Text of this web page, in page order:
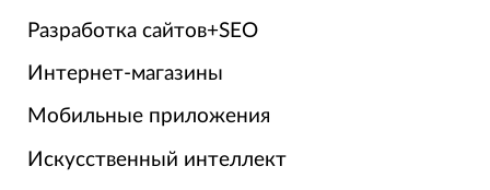
Разработка сайтов+SEO
Интернет-магазины
Мобильные приложения
Искусственный интеллект